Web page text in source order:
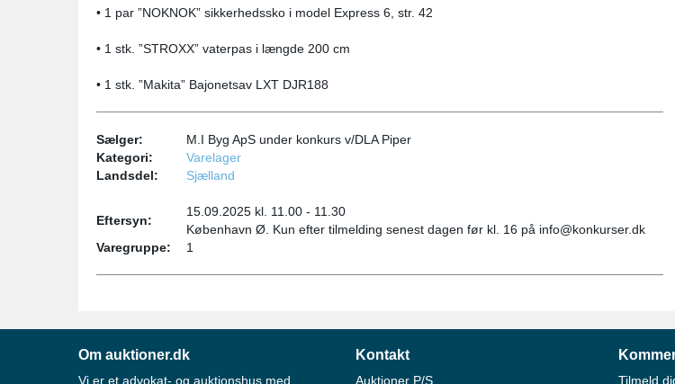
• 1 par ”NOKNOK” sikkerhedssko i model Express 6, str. 42
• 1 stk. ”STROXX” vaterpas i længde 200 cm
• 1 stk. ”Makita” Bajonetsav LXT DJR188
Sælger:
M.I Byg ApS under konkurs v/DLA Piper
Kategori:
Varelager
Landsdel:
Sjælland
Eftersyn:
15.09.2025 kl. 11.00 - 11.30
København Ø. Kun efter tilmelding senest dagen før kl. 16 på info@konkurser.dk
Varegruppe:
1
Om auktioner.dk
Vi er et advokat- og auktionshus med
Kontakt
Auktioner P/S Tilmeld